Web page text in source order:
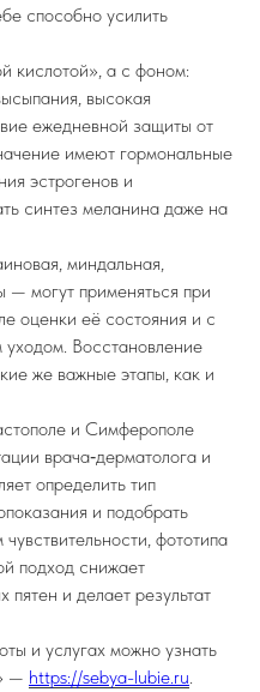
способно усилить
кислотой», а с фоном:
высокая
ежедневной защиты от
имеют гормональные
эстрогенов и
синтез меланина даже на
миндальная,
— могут применяться при
оценки её состояния и с
Восстановление
же важные этапы, как и
и Симферополе
врача‑дерматолога и
определить тип
и подобрать
фототипа
подход снижает
пятен и делает результат
и услугах можно узнать
— https://sebya-lubie.ru.